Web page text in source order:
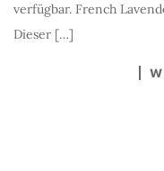
verfügbar. French
Dieser […]